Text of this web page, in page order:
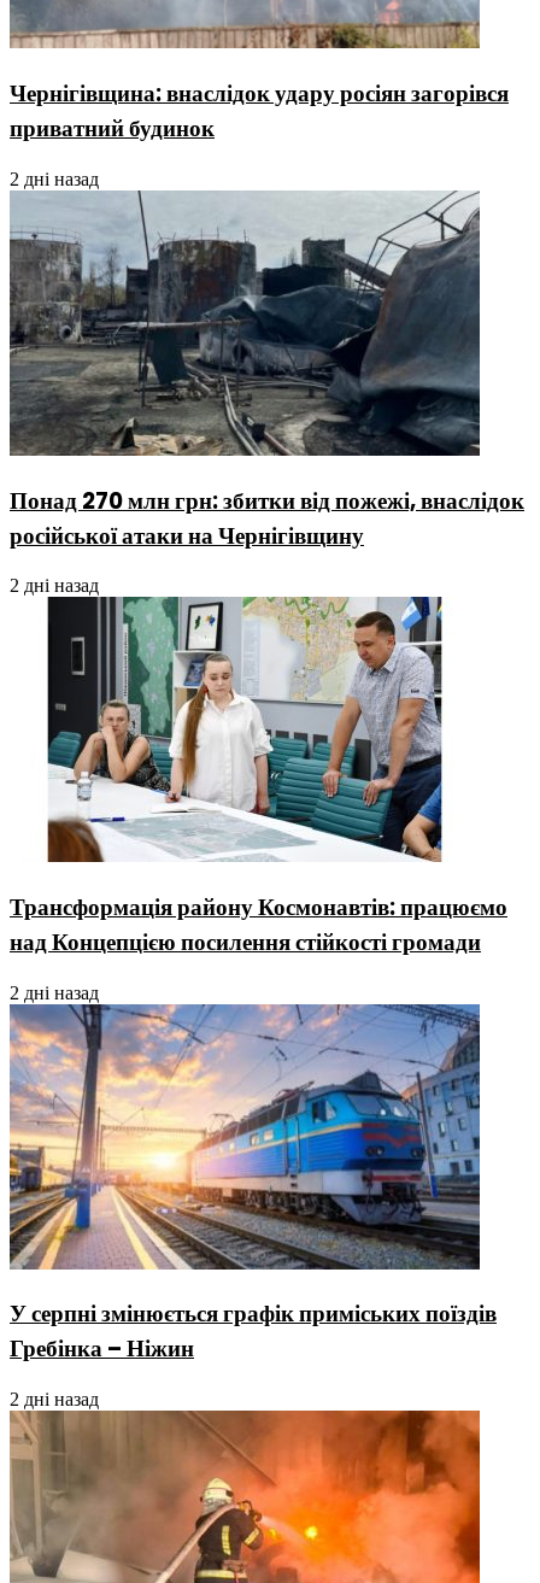
Чернігівщина: внаслідок удару росіян загорівся
приватний будинок
2 дні назад
Понад 270 млн грн: збитки від пожежі, внаслідок
російської атаки на Чернігівщину
2 дні назад
Трансформація району Космонавтів: працюємо
над Концепцією посилення стійкості громади
2 дні назад
У серпні змінюється графік приміських поїздів
Гребінка – Ніжин
2 дні назад